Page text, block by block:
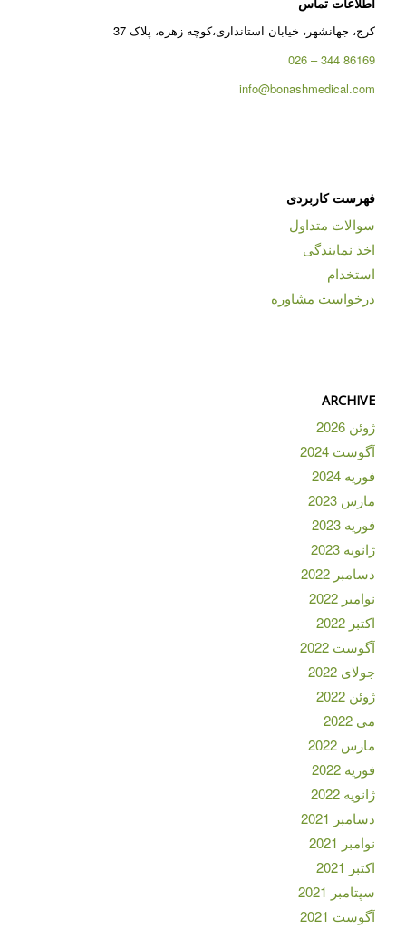
اطلاعات تماس
کرج، جهانشهر، خیابان استانداری،کوچه زهره، پلاک 37
86169 344 – 026
info@bonashmedical.com
فهرست کاربردی
سوالات متداول
اخذ نمایندگی
استخدام
درخواست مشاوره
ARCHIVE
ژوئن 2026
آگوست 2024
فوریه 2024
مارس 2023
فوریه 2023
ژانویه 2023
دسامبر 2022
نوامبر 2022
اکتبر 2022
آگوست 2022
جولای 2022
ژوئن 2022
می 2022
مارس 2022
فوریه 2022
ژانویه 2022
دسامبر 2021
نوامبر 2021
اکتبر 2021
سپتامبر 2021
آگوست 2021